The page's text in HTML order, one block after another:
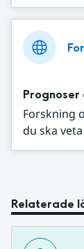
Forskning
du ska
Relaterade